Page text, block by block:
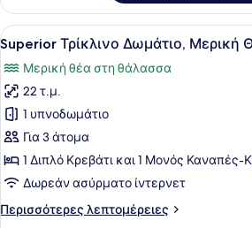
Δωμάτιο
(Forest
View)
Προβολή
όλων
των
φωτογραφιών
για
Superior
Τρίκλινο
Δωμάτιο,
Μερική
Θέα
Ένα
5
Superior Τρίκλινο Δωμάτιο, Μερική
Μερική θέα στη θάλασσα
22 τ.μ.
1 υπνοδωμάτιο
Για 3 άτομα
1 Διπλό Κρεβάτι και 1 Μονός Καναπές-
Δωρεάν ασύρματο ίντερνετ
Περισσότερες λεπτομέρειες
Περισσότερες